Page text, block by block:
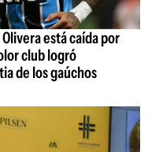
está caída por
club logró
de los gaúchos